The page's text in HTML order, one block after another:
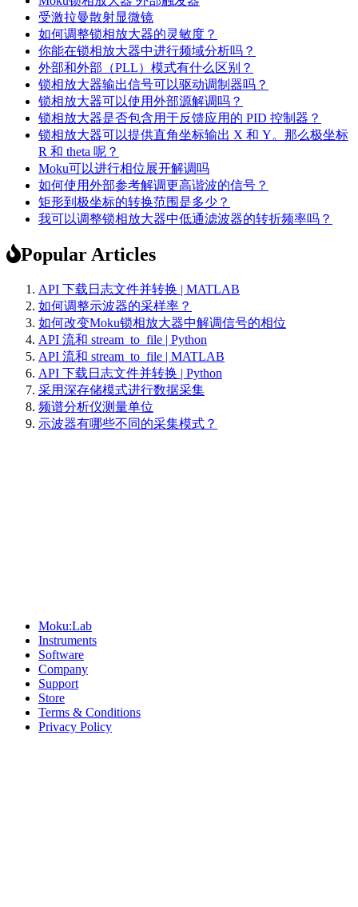
受激拉曼散射显微镜
如何调整锁相放大器的灵敏度？
你能在锁相放大器中进行频域分析吗？
外部和外部（PLL）模式有什么区别？
锁相放大器输出信号可以驱动调制器吗？
锁相放大器可以使用外部源解调吗？
锁相放大器是否包含用于反馈应用的 PID 控制器？
锁相放大器可以提供直角坐标输出 X 和 Y。那么极坐标
R 和 theta 呢？
Moku可以进行相位展开解调吗
如何使用外部参考解调更高谐波的信号？
矩形到极坐标的转换范围是多少？
我可以调整锁相放大器中低通滤波器的转折频率吗？
Popular Articles
API 下载日志文件并转换 | MATLAB
如何调整示波器的采样率？
如何改变Moku锁相放大器中解调信号的相位
API 流和 stream_to_file | Python
API 流和 stream_to_file | MATLAB
API 下载日志文件并转换 | Python
采用深存储模式进行数据采集
频谱分析仪测量单位
示波器有哪些不同的采集模式？
Moku:Lab
Instruments
Software
Company
Support
Store
Terms & Conditions
Privacy Policy